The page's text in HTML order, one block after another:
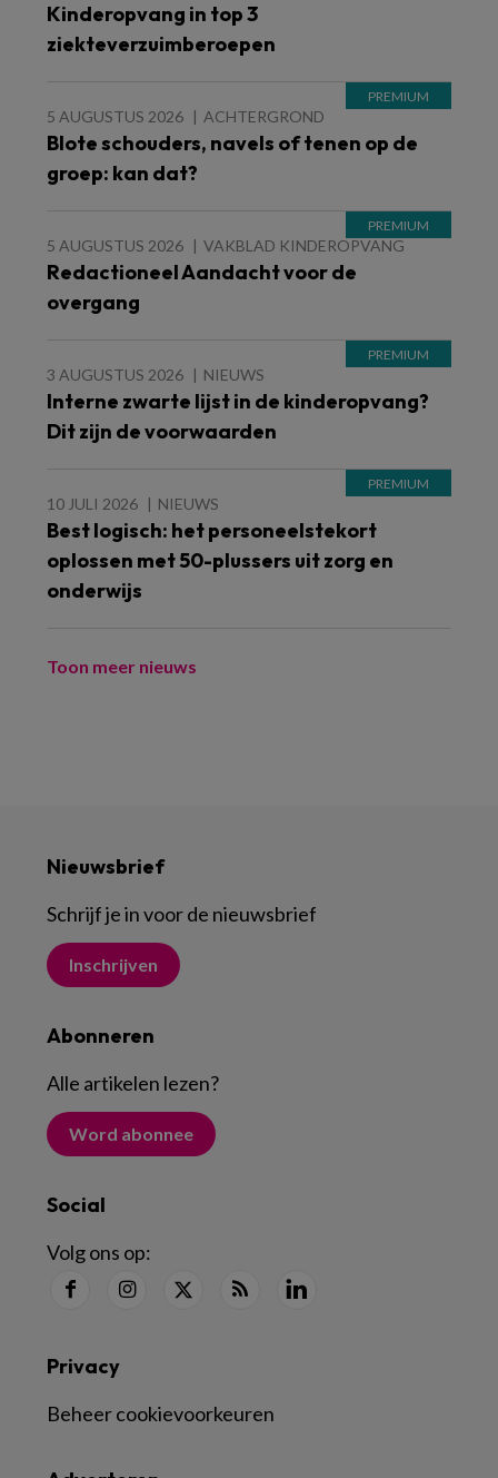
Kinderopvang in top 3
ziekteverzuimberoepen
5 AUGUSTUS 2026 ACHTERGROND
Blote schouders, navels of tenen op de
groep: kan dat?
5 AUGUSTUS 2026 VAKBLAD KINDEROPVANG
Redactioneel Aandacht voor de
overgang
3 AUGUSTUS 2026 NIEUWS
Interne zwarte lijst in de kinderopvang?
Dit zijn de voorwaarden
10 JULI 2026 NIEUWS
Best logisch: het personeelstekort
oplossen met 50-plussers uit zorg en
onderwijs
Toon meer nieuws
Nieuwsbrief
Schrijf je in voor de nieuwsbrief
Inschrijven
Abonneren
Alle artikelen lezen?
Word abonnee
Social
Volg ons op:
Privacy
Beheer cookievoorkeuren